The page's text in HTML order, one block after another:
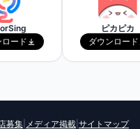
ロード
ピカピカ
ダウンロード
募集 メディア掲載 サイトマップ